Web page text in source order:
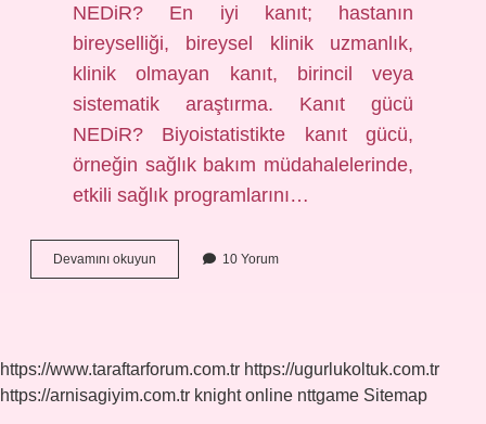
NEDiR? En iyi kanıt; hastanın
bireyselliği, bireysel klinik uzmanlık,
klinik olmayan kanıt, birincil veya
sistematik araştırma. Kanıt gücü
NEDiR? Biyoistatistikte kanıt gücü,
örneğin sağlık bakım müdahalelerinde,
etkili sağlık programlarını…
Devamını okuyun
Kanıt
10 Yorum
https://www.taraftarforum.com.tr https://ugurlukoltuk.com.tr
https://arnisagiyim.com.tr knight online nttgame Sitemap